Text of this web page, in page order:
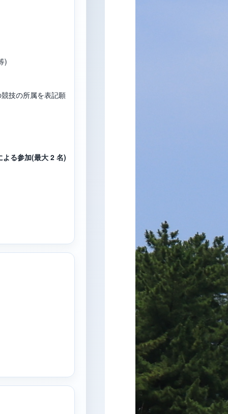
)
技の所属を表記願
る参加(最大 2 名)